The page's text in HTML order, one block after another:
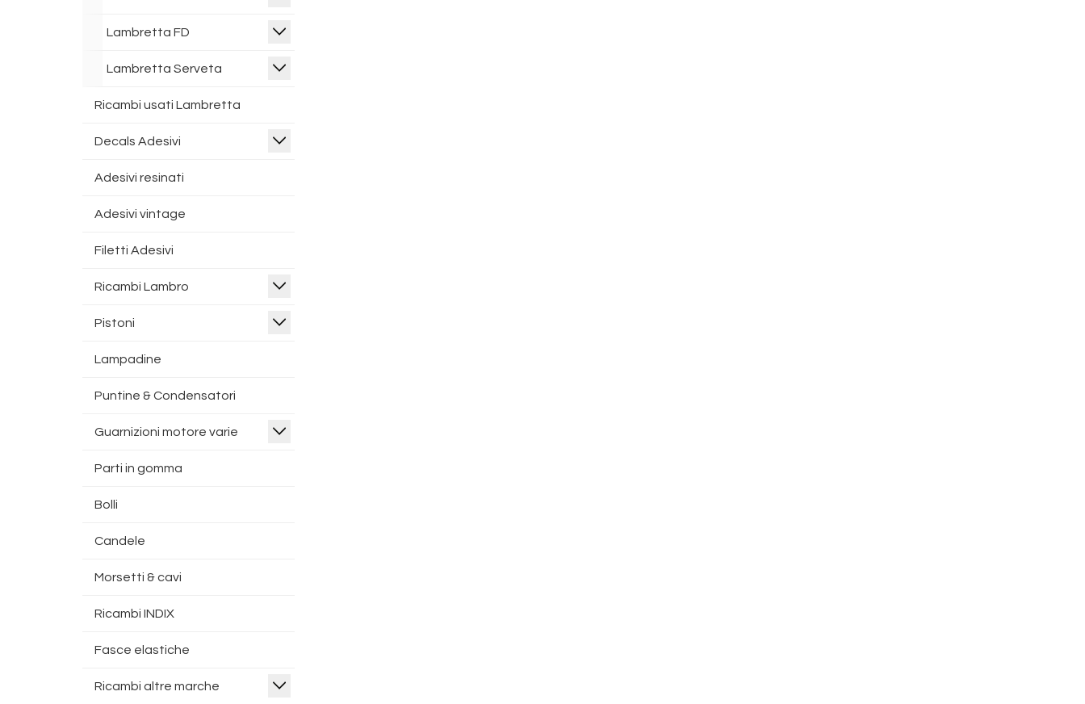
Lambretta FD
Lambretta Serveta
Ricambi usati Lambretta
Decals Adesivi
Adesivi resinati
Adesivi vintage
Filetti Adesivi
Ricambi Lambro
Pistoni
Lampadine
Puntine & Condensatori
Guarnizioni motore varie
Parti in gomma
Bolli
Candele
Morsetti & cavi
Ricambi INDIX
Fasce elastiche
Ricambi altre marche